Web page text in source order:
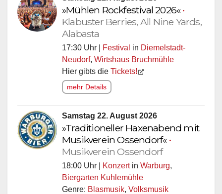
»Mühlen Rockfestival 2026«•
Klabuster Berries, All Nine Yards,
Alabasta
17:30 Uhr | Festival in Diemelstadt-
Neudorf, Wirtshaus Bruchmühle
Hier gibts die Tickets!
mehr Details
Samstag 22. August 2026
»Traditioneller Haxenabend mit
Musikverein Ossendorf« •
Musikverein Ossendorf
18:00 Uhr | Konzertin Warburg,
Biergarten Kuhlemühle
Genre: Blasmusik, Volksmusik